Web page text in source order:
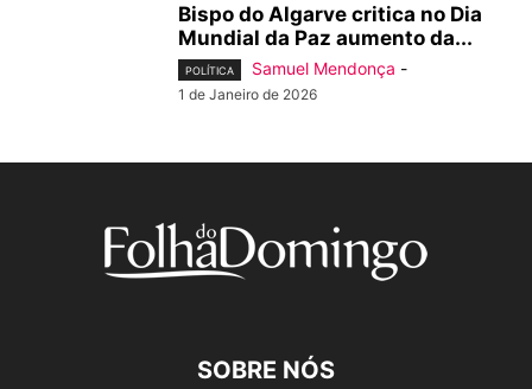
Bispo do Algarve critica no Dia
Mundial da Paz aumento da...
POLÍTICA Samuel Mendonça -
1 de Janeiro de 2026
SOBRE NÓS